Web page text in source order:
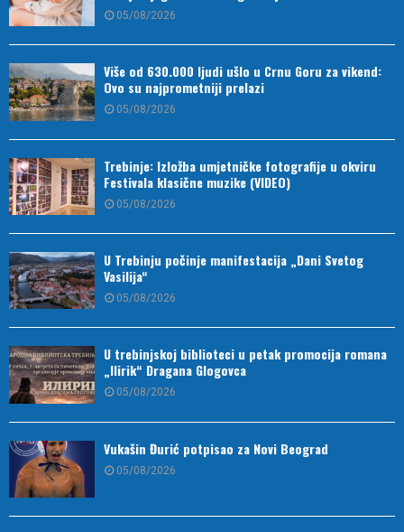
05/08/2026
Više od 630.000 ljudi ušlo u Crnu Goru za vikend:
Ovo su najprometniji prelazi
05/08/2026
Trebinje: Izložba umjetničke fotografije u okviru
Festivala klasične muzike (VIDEO)
05/08/2026
U Trebinju počinje manifestacija „Dani Svetog
Vasilija“
05/08/2026
U trebinjskoj biblioteci u petak promocija romana
„Ilirik“ Dragana Glogovca
05/08/2026
Vukašin Đurić potpisao za Novi Beograd
05/08/2026